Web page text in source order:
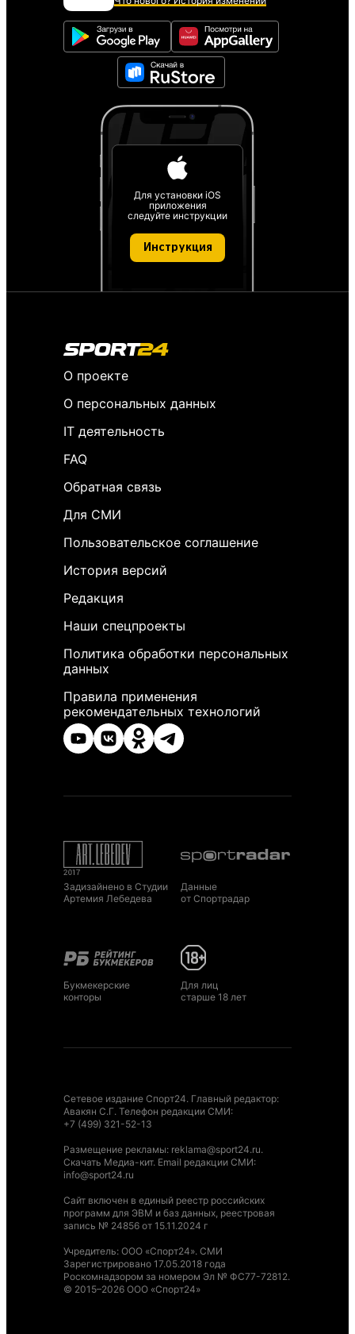
Для установки iOS
приложения
следуйте инструкции
Инструкция
О проекте
О персональных данных
IT деятельность
FAQ
Обратная связь
Для СМИ
Пользовательское соглашение
История версий
Редакция
Наши спецпроекты
Политика обработки персональных
данных
Правила применения
рекомендательных технологий
Задизайнено в Студии
Артемия Лебедева
Данные
от Спортрадар
Букмекерские
конторы
Для лиц
старше 18 лет
Сетевое издание Спорт24. Главный редактор:
Авакян С.Г. Телефон редакции СМИ:
+7 (499) 321-52-13
Размещение рекламы: reklama@sport24.ru.
Скачать Медиа-кит. Email редакции СМИ:
info@sport24.ru
Сайт включен в единый реестр российских
программ для ЭВМ и баз данных, реестровая
запись № 24856 от 15.11.2024 г
Учредитель: ООО «Спорт24». СМИ
Зарегистрировано 17.05.2018 года
Роскомнадзором за номером Эл № ФС77-72812.
© 2015–2026 ООО «Спорт24»